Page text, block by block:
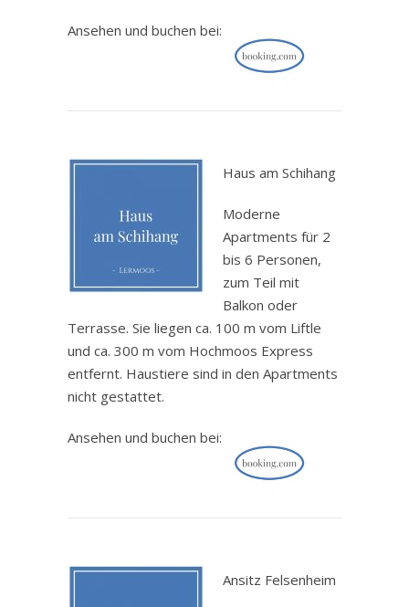
Ansehen und buchen bei:
Haus am Schihang
Moderne
Apartments für 2
bis 6 Personen,
zum Teil mit
Balkon oder
Terrasse. Sie liegen ca. 100 m vom Liftle
und ca. 300 m vom Hochmoos Express
entfernt. Haustiere sind in den Apartments
nicht gestattet.
Ansehen und buchen bei:
Ansitz Felsenheim